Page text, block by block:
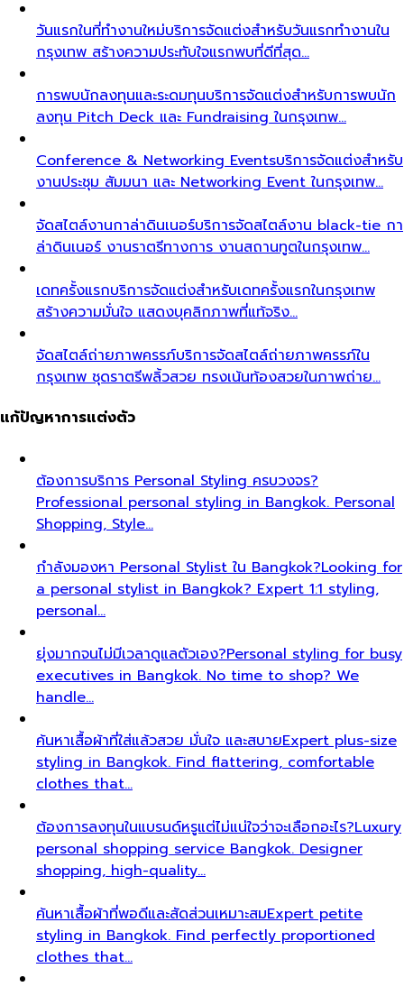
วันแรกในที่ทำงานใหม่บริการจัดแต่งสำหรับวันแรกทำงานใน
กรุงเทพ สร้างความประทับใจแรกพบที่ดีที่สุด…
การพบนักลงทุนและระดมทุนบริการจัดแต่งสำหรับการพบนัก
ลงทุน Pitch Deck และ Fundraising ในกรุงเทพ…
Conference & Networking Eventsบริการจัดแต่งสำหรับ
งานประชุม สัมมนา และ Networking Event ในกรุงเทพ…
จัดสไตล์งานกาล่าดินเนอร์บริการจัดสไตล์งาน black-tie กา
ล่าดินเนอร์ งานราตรีทางการ งานสถานทูตในกรุงเทพ…
เดทครั้งแรกบริการจัดแต่งสำหรับเดทครั้งแรกในกรุงเทพ
สร้างความมั่นใจ แสดงบุคลิกภาพที่แท้จริง…
จัดสไตล์ถ่ายภาพครรภ์บริการจัดสไตล์ถ่ายภาพครรภ์ใน
กรุงเทพ ชุดราตรีพลิ้วสวย ทรงเน้นท้องสวยในภาพถ่าย…
แก้ปัญหาการแต่งตัว
ต้องการบริการ Personal Styling ครบวงจร?
Professional personal styling in Bangkok. Personal
Shopping, Style…
กำลังมองหา Personal Stylist ใน Bangkok?Looking for
a personal stylist in Bangkok? Expert 1:1 styling,
personal…
ยุ่งมากจนไม่มีเวลาดูแลตัวเอง?Personal styling for busy
executives in Bangkok. No time to shop? We
handle…
ค้นหาเสื้อผ้าที่ใส่แล้วสวย มั่นใจ และสบายExpert plus-size
styling in Bangkok. Find flattering, comfortable
clothes that…
ต้องการลงทุนในแบรนด์หรูแต่ไม่แน่ใจว่าจะเลือกอะไร?Luxury
personal shopping service Bangkok. Designer
shopping, high-quality…
ค้นหาเสื้อผ้าที่พอดีและสัดส่วนเหมาะสมExpert petite
styling in Bangkok. Find perfectly proportioned
clothes that…